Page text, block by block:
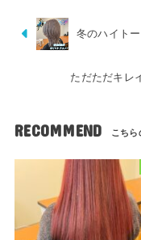
冬のハイト
ただただキレ
RECOMMEND